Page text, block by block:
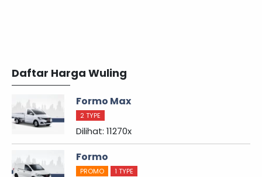
Daftar Harga Wuling
Formo Max
2 TYPE
Dilihat: 11270x
Formo
PROMO 1 TYPE